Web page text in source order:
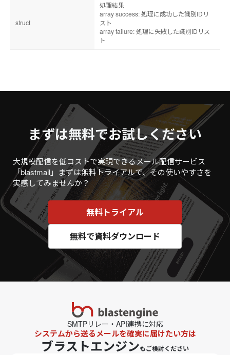
struct
処理結果
array success: 処理に成功した識別IDリ
スト
array failure: 処理に失敗した識別IDリス
ト
まずは無料でお試しください
大規模配信を低コストで実現できるメール配信サービス
「blastmail」
まずは無料トライアルで、その使いやすさを
実感してみませんか？
無料トライアル
無料で資料ダウンロード
SMTPリレー・API連携に対応
システムから送るメールを確実に届けたい方は
ブラストエンジンもご検討ください